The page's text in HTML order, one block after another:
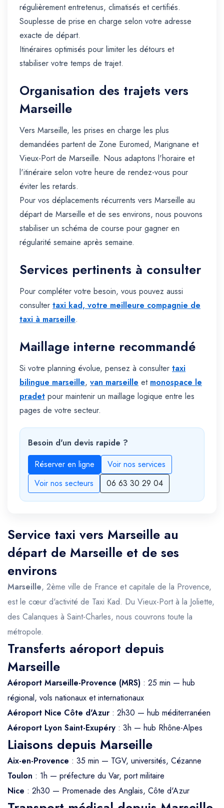
régulièrement entretenus, climatisés et certifiés.
Souplesse de prise en charge selon votre adresse
exacte de départ.
Itinéraires optimisés pour limiter les détours et
stabiliser votre temps de trajet.
Organisation des trajets vers
Marseille
Vers Marseille, les prises en charge les plus
demandées partent de Zone Euromed, Marignane et
Vieux-Port de Marseille. Nous adaptons l'horaire et
l'itinéraire selon votre heure de rendez-vous pour
éviter les retards.
Pour vos déplacements récurrents vers Marseille au
départ de Marseille et de ses environs, nous pouvons
stabiliser un schéma de course pour gagner en
régularité semaine après semaine.
Services pertinents à consulter
Pour compléter votre besoin, vous pouvez aussi
consulter taxi kad, votre meilleure compagnie de
taxi à marseille.
Maillage interne recommandé
Si votre planning évolue, pensez à consulter taxi
bilingue marseille, van marseille et monospace le
pradet pour maintenir un maillage logique entre les
pages de votre secteur.
Besoin d'un devis rapide ?
Réserver en ligne
Voir nos services
Voir nos secteurs
06 63 30 29 04
Service taxi vers Marseille au
départ de Marseille et de ses
environs
Marseille, 2ème ville de France et capitale de la Provence,
est le cœur d'activité de Taxi Kad. Du Vieux-Port à la Joliette,
des Calanques à Saint-Charles, nous couvrons toute la
métropole.
Transferts aéroport depuis
Marseille
Aéroport Marseille-Provence (MRS) : 25 min — hub
régional, vols nationaux et internationaux
Aéroport Nice Côte d'Azur : 2h30 — hub méditerranéen
Aéroport Lyon Saint-Exupéry : 3h — hub Rhône-Alpes
Liaisons depuis Marseille
Aix-en-Provence : 35 min — TGV, universités, Cézanne
Toulon : 1h — préfecture du Var, port militaire
Nice : 2h30 — Promenade des Anglais, Côte d'Azur